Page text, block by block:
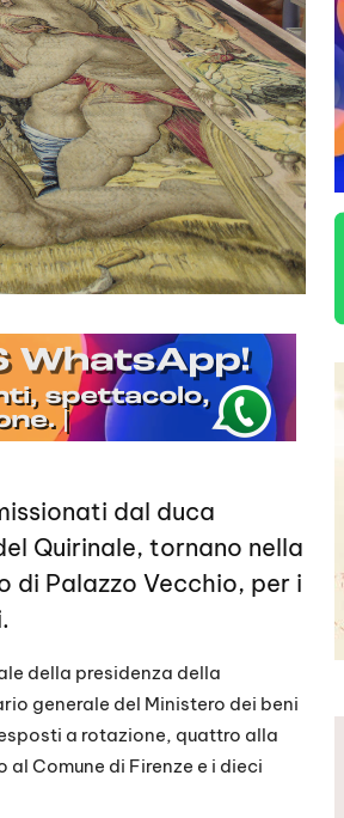
dal duca
Quirinale, tornano nella
di Palazzo Vecchio, per i
della presidenza della
generale del Ministero dei beni
a rotazione, quattro alla
Comune di Firenze e i dieci